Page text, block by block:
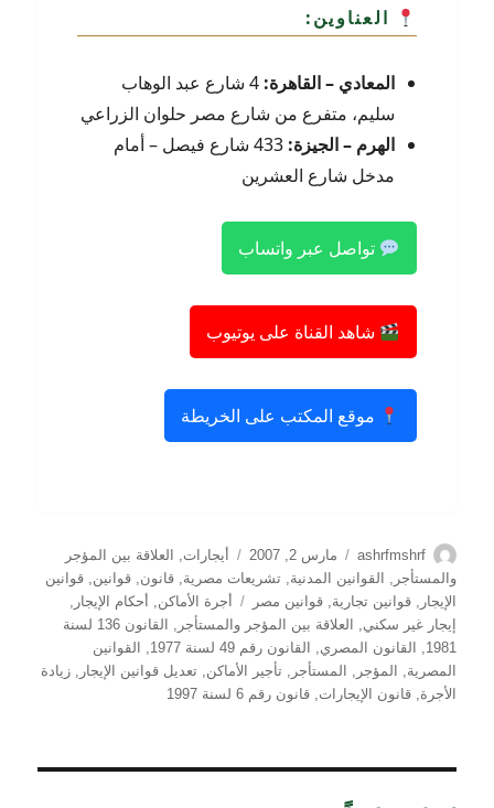
العناوين:
المعادي – القاهرة:
4 شارع عبد الوهاب
سليم، متفرع من شارع مصر حلوان الزراعي
الهرم – الجيزة:
433 شارع فيصل – أمام
مدخل شارع العشرين
تواصل عبر واتساب
شاهد القناة على يوتيوب
موقع المكتب على الخريطة
الكاتب
ashrfmshrf
نُشرت
في
مارس 2, 2007 التصنيفات
أيجارات,
العلاقة بين المؤجر
والمستأجر , القوانين المدنية,تشريعات مصرية,قانون,قوانين,قوانين
الإيجار ,قوانين تجارية,قوانين مصر الوسوم
أجرة الأماكن, أحكام الإيجار ,
إيجار غير سكني, العلاقة بين المؤجر والمستأجر ,
القانون 136 لسنة
1981
, القانون المصري, القانون رقم 49 لسنة 1977 ,
القوانين
المصرية, المؤجر , المستأجر ,تأجير الأماكن,تعديل قوانين الإيجار ,زيادة
الأجرة,قانون الإيجارات,قانون رقم 6 لسنة 1997